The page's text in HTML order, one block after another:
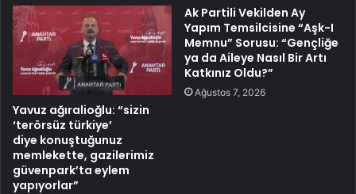
Yavuz ağıralioğlu: “sizin
‘terörsüz türkiye’
diye konuştuğunuz
memlekette, gazilerimiz
güvenpark’ta eylem
yapıyorlar”
Ak Partili Vekilden Ay
Yapım Temsilcisine “Aşk-I
Memnu” Sorusu: “Gençliğe
ya da Aileye Nasıl Bir Artı
Katkınız Oldu?”
Ağustos 7, 2026